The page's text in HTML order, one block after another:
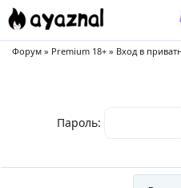
Форум » Premium 18+ » Вход в
Пароль: